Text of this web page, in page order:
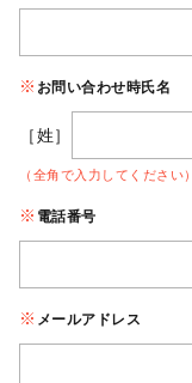
お問い合わせ時氏名
［姓］
（全角で入力してください）
電話番号
メールアドレス